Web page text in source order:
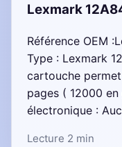
Lexmark
Référence OEM
Type : Lexmark
cartouche permet
pages ( 12000
électronique :
Lecture 2 min